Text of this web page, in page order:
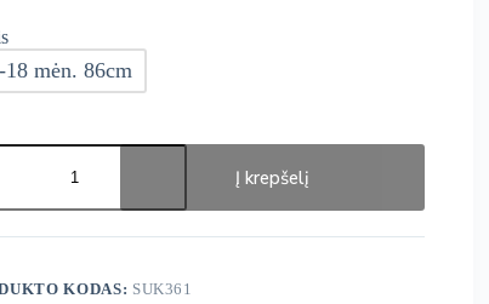
18 mėn. 86cm
Į krepšelį
KODAS: SUK361